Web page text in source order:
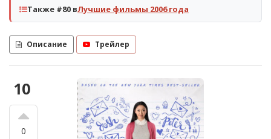
Также #80 вЛучшие фильмы 2006 года
Описание Трейлер
10
0